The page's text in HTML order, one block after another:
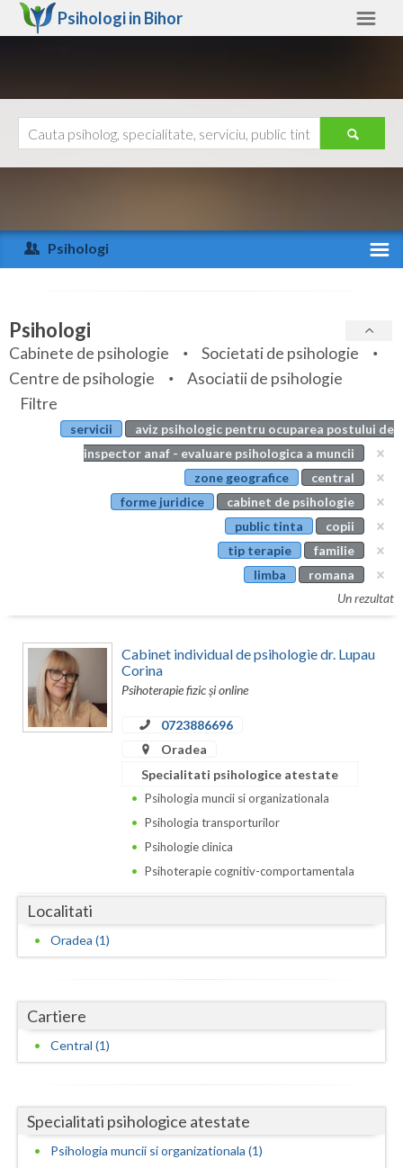
Psihologi in Bihor
Arad
Arges
Bihor
Bistrita-Nasaud
Botosani
Constanta
Covasna
Gorj
Harghita
Ialomita
Iasi
Maramures
Ajutor
Psihologi
Specialitati
Servicii
Articole
Evenimente
Psihologi
Cabinete de psihologie
Societati de psihologie
Centre de psihologie
Asociatii de psihologie
Filtre
servicii
aviz psihologic pentru ocuparea postului de
inspector anaf - evaluare psihologica a muncii
zone geografice
central
forme juridice
cabinet de psihologie
public tinta
copii
tip terapie
familie
limba
romana
Un rezultat
Cabinet individual de psihologie dr. Lupau
Corina
Psihoterapie fizic și online
0723886696
Oradea
Specialitati psihologice atestate
Psihologia muncii si organizationala
Psihologia transporturilor
Psihologie clinica
Psihoterapie cognitiv-comportamentala
Localitati
Oradea (1)
Cartiere
Central (1)
Specialitati psihologice atestate
Psihologia muncii si organizationala (1)